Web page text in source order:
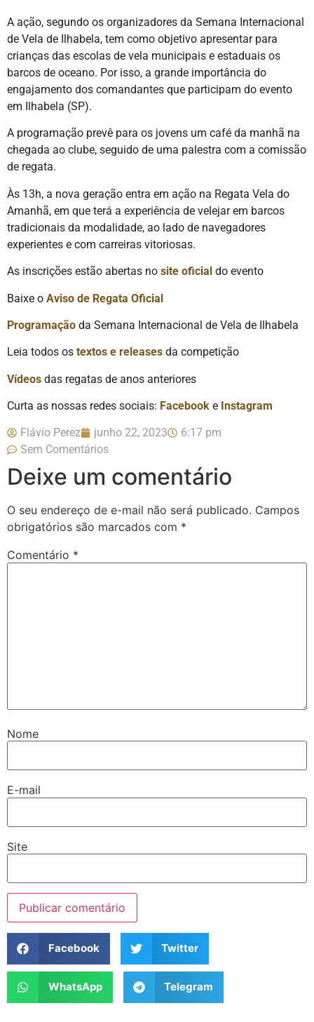
A ação, segundo os organizadores da Semana Internacional
de Vela de Ilhabela, tem como objetivo apresentar para
crianças das escolas de vela municipais e estaduais os
barcos de oceano. Por isso, a grande importância do
engajamento dos comandantes que participam do evento
em Ilhabela (SP).
A programação prevê para os jovens um café da manhã na
chegada ao clube, seguido de uma palestra com a comissão
de regata.
Às 13h, a nova geração entra em ação na Regata Vela do
Amanhã, em que terá a experiência de velejar em barcos
tradicionais da modalidade, ao lado de navegadores
experientes e com carreiras vitoriosas.
As inscrições estão abertas no site oficial do evento
Baixe o Aviso de Regata Oficial
Programação da Semana Internacional de Vela de Ilhabela
Leia todos os textos e releases da competição
Vídeos das regatas de anos anteriores
Curta as nossas redes sociais: Facebook e Instagram
Flávio Perez junho 22, 2023
6:17 pm
Sem Comentários
Deixe um comentário
O seu endereço de e-mail não será publicado. Campos
obrigatórios são marcados com *
Comentário *
Nome
E-mail
Site
Facebook Twitter
WhatsApp Telegram